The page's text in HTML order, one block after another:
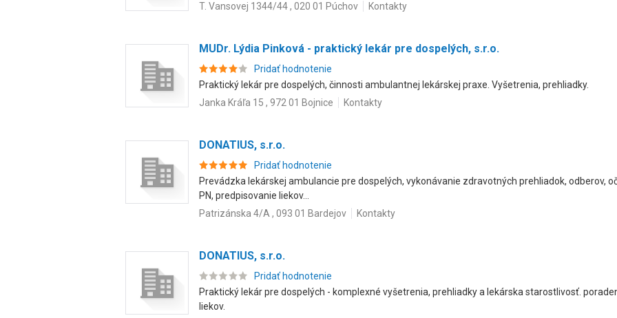
T. Vansovej 1344/44 , 020 01 Púchov
Kontakty
MUDr. Lýdia Pinková - praktický lekár pre dospelých, s.r.o.
Pridať hodnotenie
Praktický lekár pre dospelých, činnosti ambulantnej lekárskej praxe. Vyšetrenia, prehliadky.
Janka Kráľa 15 , 972 01 Bojnice
Kontakty
DONATIUS, s.r.o.
Pridať hodnotenie
Prevádzka lekárskej ambulancie pre dospelých, vykonávanie zdravotných prehliadok, odberov,
PN, predpisovanie liekov...
Patrizánska 4/A , 093 01 Bardejov
Kontakty
DONATIUS, s.r.o.
Pridať hodnotenie
Praktický lekár pre dospelých - komplexné vyšetrenia, prehliadky a lekárska starostlivosť.
liekov.